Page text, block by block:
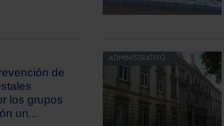
de
los grupos
un...
ADMINISTRATIVO